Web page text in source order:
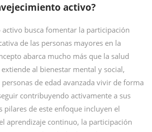
activo?
activo busca fomentar la participación
de las personas mayores en la
abarca mucho más que la salud
al bienestar mental y social,
de edad avanzada vivir de forma
contribuyendo activamente a sus
pilares de este enfoque incluyen el
aprendizaje continuo, la participación